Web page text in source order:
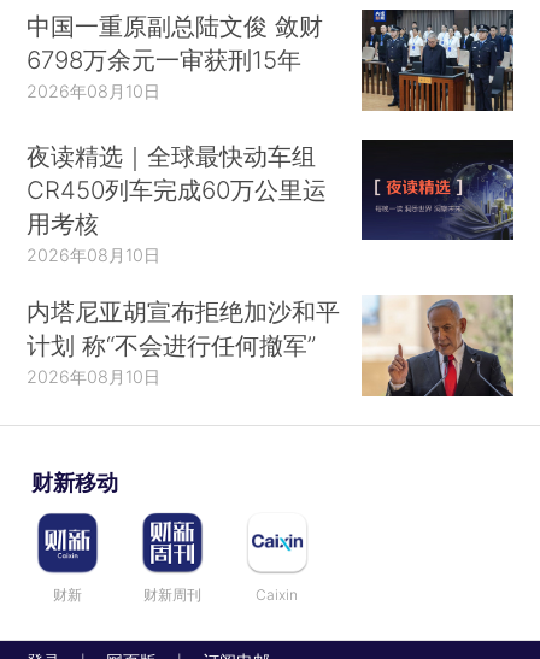
中国一重原副总陆文俊 敛财
6798万余元一审获刑15年
2026年08月10日
夜读精选｜全球最快动车组
CR450列车完成60万公里运
用考核
2026年08月10日
内塔尼亚胡宣布拒绝加沙和平
计划 称“不会进行任何撤军”
2026年08月10日
财新移动
财新 财新周刊 Caixin